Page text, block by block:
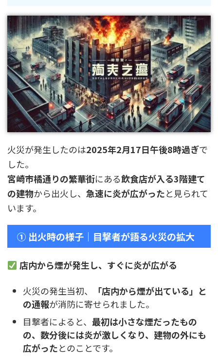
火災が発生したのは2025年2月17日午後8時過ぎで
した。
宮崎市橘通りの繁華街にある飲食店が入る3階建て
の建物から出火し、 急速に炎が広がったと見られて
います。
① 出火時の様子｜目撃者が語る火災の拡大
店内から煙が発生し、すぐに炎が広がる
火災の発生当初、
「店内から煙が出ている」と
の通報が消防に寄せられました。
目撃者によると、 最初は小さな煙だったもの
の、数分後には炎が激しくなり、建物の外にも
広がったとのことです。